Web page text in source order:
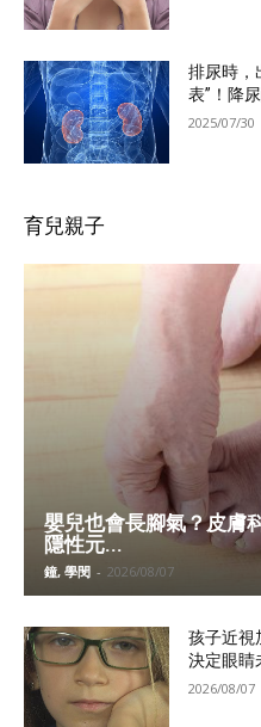
排尿時，
表”！降
2025/07/30
育兒親子
嬰兒也會長腳氣？皮膚
隱性元...
鐘, 學閔 - 2026/08/07
孩子近視
決定眼睛
2026/08/07